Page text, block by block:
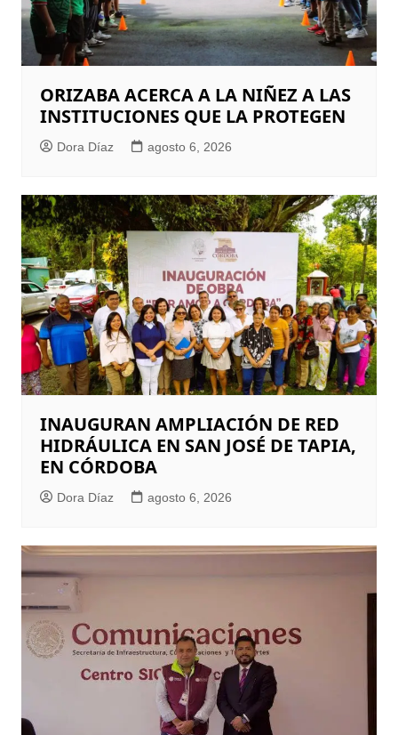
ORIZABA ACERCA A LA NIÑEZ A LAS
INSTITUCIONES QUE LA PROTEGEN
Dora Díaz agosto 6, 2026
INAUGURAN AMPLIACIÓN DE RED
HIDRÁULICA EN SAN JOSÉ DE TAPIA,
EN CÓRDOBA
Dora Díaz agosto 6, 2026